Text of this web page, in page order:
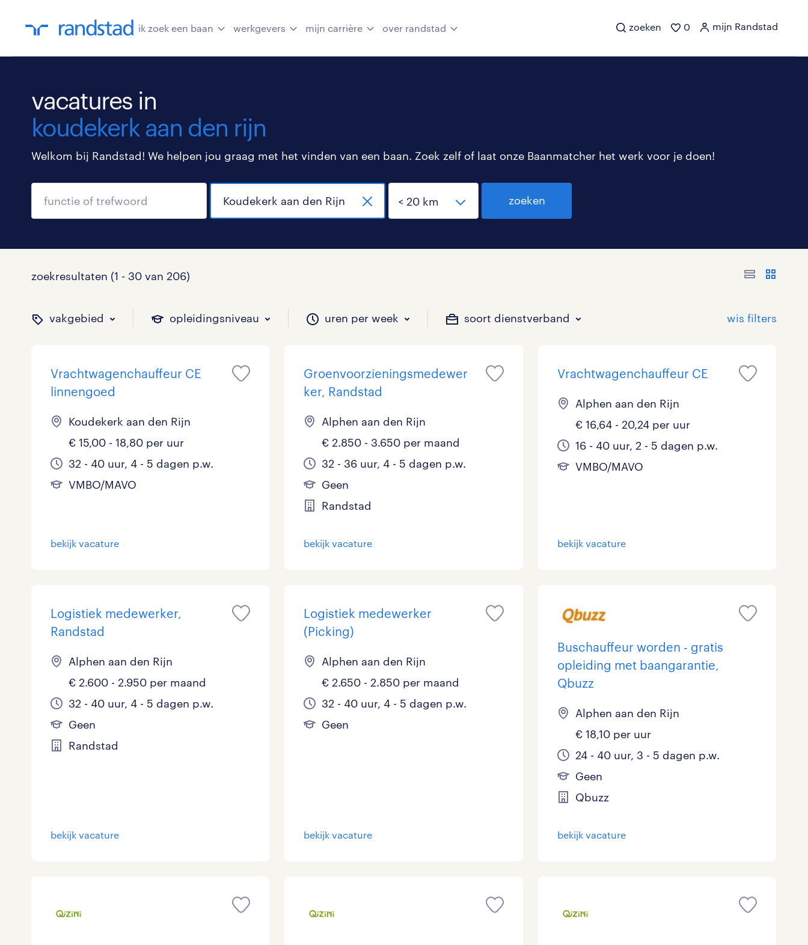
ik zoek een baan werkgevers mijn carrière over randstad zoeken 0 mijn Randstad
vacatures in
koudekerk aan den rijn
Welkom bij Randstad! We helpen jou graag met het vinden van een baan. Zoek zelf of laat onze Baanmatcher het werk voor je doen!
zoeken
zoekresultaten (1 - 30 van 206)
vakgebied opleidingsniveau uren per week soort dienstverband
binnen welk vakgebied wil je werken?
Administratief 8 Beveiliging 0 Bouw 0
Callcenter / Contactcenter Chauffeurs 45 Commercieel / Verkoop
Financieel 5
Overig 9 Personeel & Organisatie 4 Schoonmaak
Secretarieel Supply chain & procurement Techniek
Webcare 0 Zorg / Verpleging 0
toon 206 resultaten
op welk niveau zoek je vacatures?
Basisonderwijs 13 Geen 44 HAVO/VWO 0
HBO 31 LBO, MAVO, VMBO 0 MBO 63
Master
hoeveel uren per week wil je werken?
0 - 8 uur 15 9 - 16 uur 16 17 - 24 uur 34
25 - 32 uur 60 33 - 36 uur 9 37 - 40+ uur 72
welk soort dienstverband zou jij willen?
Detachering 5 Tijdelijk 55 Tijdelijk met uitzicht op vast 113
Vast 31
Vrachtwagenchauffeur CE
linnengoed
Koudekerk aan den Rijn
€ 15,00 - 18,80 per uur
32 - 40 uur, 4 - 5 dagen p.w.
VMBO/MAVO
bekijk vacature
Groenvoorzieningsmedewer
ker, Randstad
Alphen aan den Rijn
€ 2.850 - 3.650 per maand
32 - 36 uur, 4 - 5 dagen p.w.
Geen
Randstad
bekijk vacature
Vrachtwagenchauffeur CE
Alphen aan den Rijn
€ 16,64 - 20,24 per uur
16 - 40 uur, 2 - 5 dagen p.w.
VMBO/MAVO
bekijk vacature
Logistiek medewerker,
Randstad
Alphen aan den Rijn
€ 2.600 - 2.950 per maand
32 - 40 uur, 4 - 5 dagen p.w.
Geen
Randstad
bekijk vacature
Logistiek medewerker
(Picking)
Alphen aan den Rijn
€ 2.650 - 2.850 per maand
32 - 40 uur, 4 - 5 dagen p.w.
Geen
bekijk vacature
Buschauffeur worden - gratis
opleiding met baangarantie,
Qbuzz
Alphen aan den Rijn
€ 18,10 per uur
24 - 40 uur, 3 - 5 dagen p.w.
Geen
Qbuzz
bekijk vacature